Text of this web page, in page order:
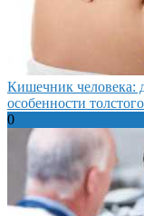
Кишечник человека:
особенности
0